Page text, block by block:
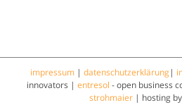
impressum| datenschutzerklärung |
innovators | entresol - open business
strohmaier | hosting by